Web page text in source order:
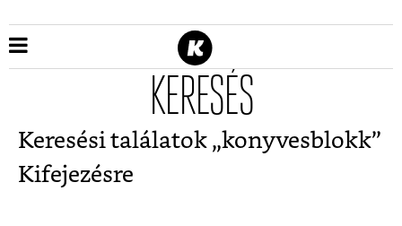
KERESÉS
Keresési találatok „konyvesblokk”
Kifejezésre